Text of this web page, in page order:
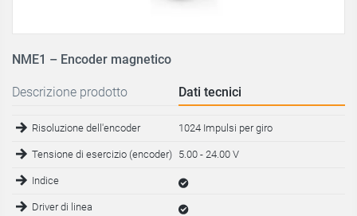
NME1 – Encoder magnetico
Descrizione prodotto Dati tecnici
Risoluzione dell'encoder 1024 Impulsi per giro
Tensione di esercizio (encoder) 5.00 - 24.00 V
Indice
Driver di linea